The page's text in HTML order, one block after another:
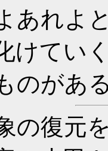
あれよ
けてい
のがあ
の復元